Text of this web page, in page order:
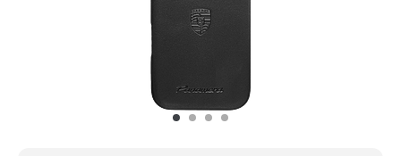
Porsche informatie